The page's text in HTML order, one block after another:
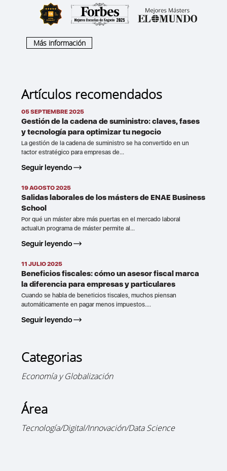
Más información
Artículos recomendados
05 SEPTIEMBRE 2025
Gestión de la cadena de suministro: claves, fases
y tecnología para optimizar tu negocio
La gestión de la cadena de suministro se ha convertido en un
factor estratégico para empresas de...
Seguir leyendo
19 AGOSTO 2025
Salidas laborales de los másters de ENAE Business
School
Por qué un máster abre más puertas en el mercado laboral
actualUn programa de máster permite al...
Seguir leyendo
11 JULIO 2025
Beneficios fiscales: cómo un asesor fiscal marca
la diferencia para empresas y particulares
Cuando se habla de beneficios fiscales, muchos piensan
automáticamente en pagar menos impuestos....
Seguir leyendo
Categorias
Economía y Globalización
Área
Tecnología/Digital/Innovación/Data Science